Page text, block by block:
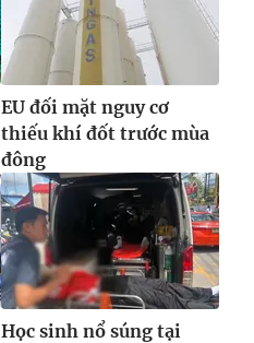
EU đối mặt nguy cơ
thiếu khí đốt trước mùa
đông
Học sinh nổ súng tại